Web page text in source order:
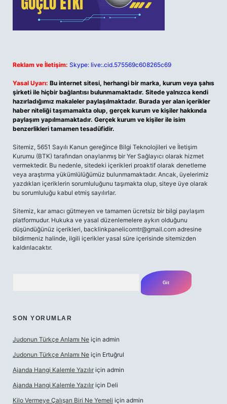
Reklam ve İletişim: Skype: live:.cid.575569c608265c69
Yasal Uyarı: Bu internet sitesi, herhangi bir marka, kurum veya şahıs
şirketi ile hiçbir bağlantısı bulunmamaktadır. Sitede yalnızca kendi
hazırladığımız makaleler paylaşılmaktadır. Burada yer alan içerikler
haber niteliği taşımamakta olup, gerçek kurum ve kişiler hakkında
paylaşım yapılmamaktadır. Gerçek kurum ve kişiler ile isim
benzerlikleri tamamen tesadüfidir.
Sitemiz, 5651 Sayılı Kanun gereğince Bilgi Teknolojileri ve İletişim
Kurumu (BTK) tarafından onaylanmış bir Yer Sağlayıcı olarak hizmet
vermektedir. Bu nedenle, sitedeki içerikleri proaktif olarak denetleme
veya araştırma yükümlülüğümüz bulunmamaktadır. Ancak, üyelerimiz
yazdıkları içeriklerin sorumluluğunu taşımakta olup, siteye üye olarak
bu sorumluluğu kabul etmiş sayılırlar.
Sitemiz, kar amacı gütmeyen ve tamamen ücretsiz bir bilgi paylaşım
platformudur. Hukuka ve yasal düzenlemelere aykırı olduğunu
düşündüğünüz içerikleri, backlinkpanelicomtr@gmail.com adresine
bildirmeniz halinde, ilgili içerikler yasal süre içerisinde sitemizden
kaldırılacaktır.
SON YORUMLAR
Judonun Türkçe Anlamı Ne için admin
Judonun Türkçe Anlamı Ne için Ertuğrul
Ajanda Hangi Kalemle Yazılır için admin
Ajanda Hangi Kalemle Yazılır için Deli
Kilo Vermeye Çalışan Biri Ne Yemeli için admin